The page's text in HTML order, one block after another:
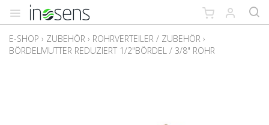
E-SHOP › ZUBEHÖR › ROHRVERTEILER / ZUBEHÖR ›
BÖRDELMUTTER REDUZIERT 1/2"BÖRDEL / 3/8" ROHR